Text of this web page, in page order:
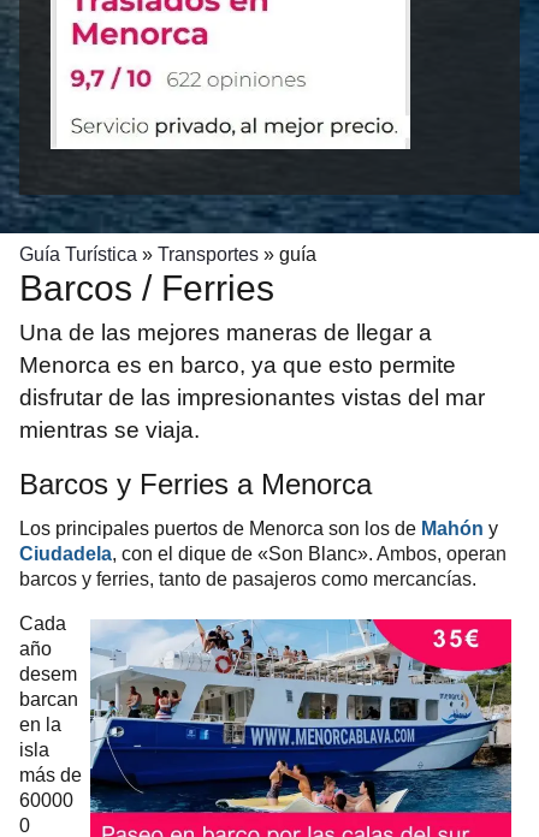
Guía Turística » Transportes » guía
Barcos / Ferries
Una de las mejores maneras de llegar a
Menorca es en barco, ya que esto permite
disfrutar de las impresionantes vistas del mar
mientras se viaja.
Barcos y Ferries a Menorca
Los principales puertos de Menorca son los de Mahón y
Ciudadela, con el dique de «Son Blanc». Ambos, operan
barcos y ferries, tanto de pasajeros como mercancías.
Cada
año
desem
barcan
en la
isla
más de
60000
0